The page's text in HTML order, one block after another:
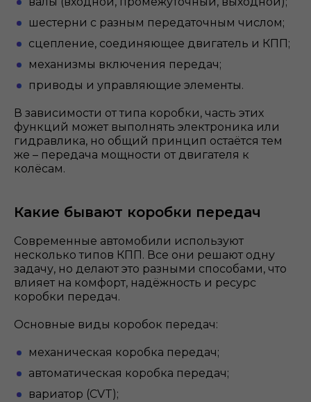
шестерни с разным передаточным числом;
сцепление, соединяющее двигатель и КПП;
механизмы включения передач;
приводы и управляющие элементы.
В зависимости от типа коробки, часть этих
функций может выполнять электроника или
гидравлика, но общий принцип остаётся тем
же – передача мощности от двигателя к
колёсам.
Какие бывают коробки передач
Современные автомобили используют
несколько типов КПП. Все они решают одну
задачу, но делают это разными способами, что
влияет на комфорт, надёжность и ресурс
коробки передач.
Основные виды коробок передач:
механическая коробка передач;
автоматическая коробка передач;
вариатор (CVT);